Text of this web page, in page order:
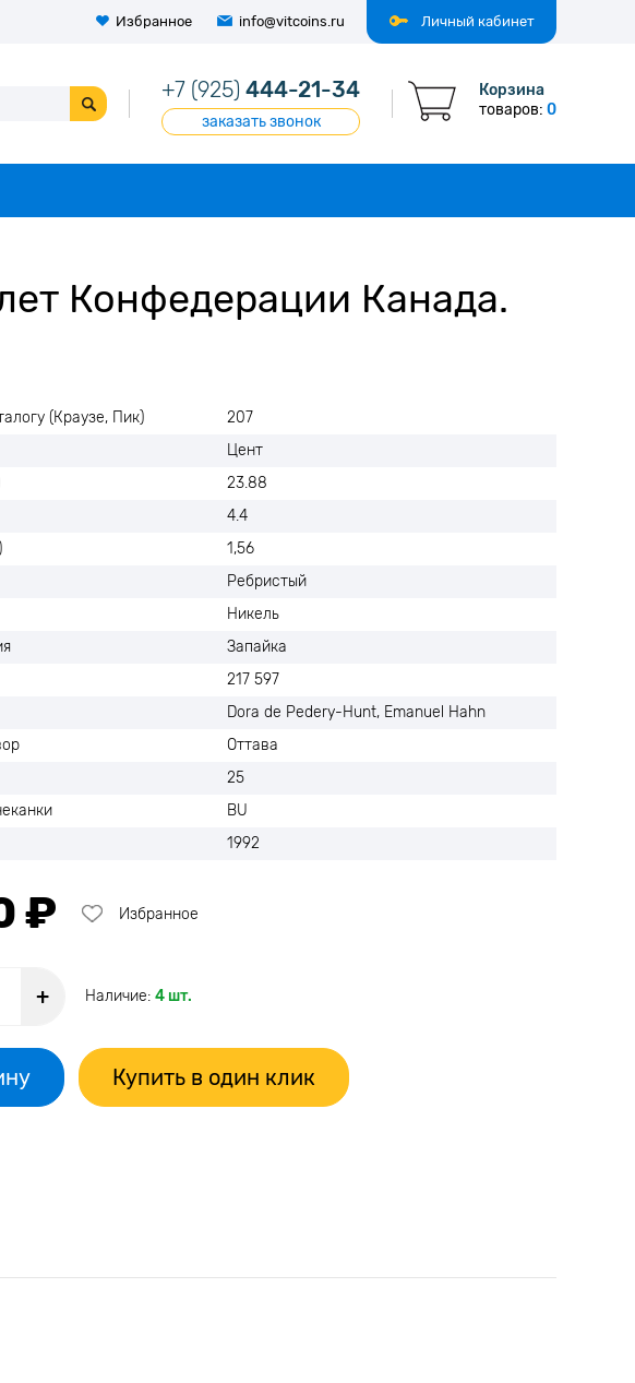
Личный кабинет
Избранное info@vitcoins.ru
+7 (925) 444-21-34
заказать звонок
Корзина
товаров: 0
Конфедерации Канада.
(Краузе, Пик)
207
Цент
23.88
4.4
1,56
Ребристый
Никель
Запайка
217 597
Dora de Pedery-Hunt, Emanuel Hahn
Оттава
25
BU
1992
₽ Избранное
+ Наличие: 4 шт.
Купить в один клик